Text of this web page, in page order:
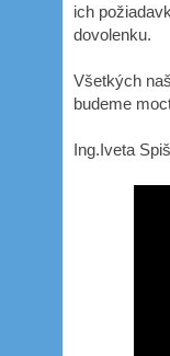
ich
dovolenku.
Všetkých
budeme
Ing.Iveta